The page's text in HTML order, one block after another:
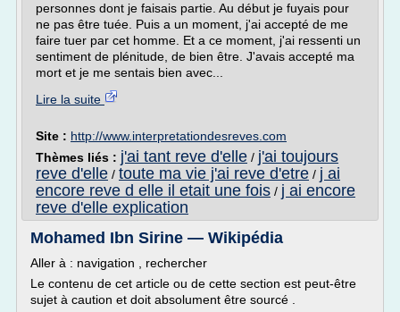
personnes dont je faisais partie. Au début je fuyais pour
ne pas être tuée. Puis a un moment, j'ai accepté de me
faire tuer par cet homme. Et a ce moment, j'ai ressenti un
sentiment de plénitude, de bien être. J'avais accepté ma
mort et je me sentais bien avec...
Lire la suite
Site : http://www.interpretationdesreves.com
Thèmes liés : j'ai tant reve d'elle / j'ai toujours
reve d'elle / toute ma vie j'ai reve d'etre / j ai
encore reve d elle il etait une fois / j ai encore
reve d'elle explication
Mohamed Ibn Sirine — Wikipédia
Aller à : navigation , rechercher
Le contenu de cet article ou de cette section est peut-être
sujet à caution et doit absolument être sourcé .